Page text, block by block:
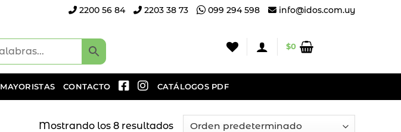
2200 56 84 2203 38 73 099 294 598 info@idos.com.uy
$0
MAYORISTAS CONTACTO CATÁLOGOS PDF
Mostrando los 8 resultados